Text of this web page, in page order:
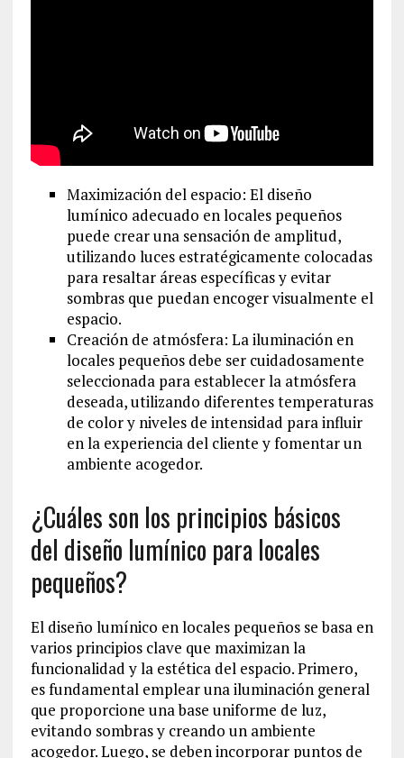
Maximización del espacio: El diseño
lumínico adecuado en locales pequeños
puede crear una sensación de amplitud,
utilizando luces estratégicamente colocadas
para resaltar áreas específicas y evitar
sombras que puedan encoger visualmente el
espacio.
Creación de atmósfera: La iluminación en
locales pequeños debe ser cuidadosamente
seleccionada para establecer la atmósfera
deseada, utilizando diferentes temperaturas
de color y niveles de intensidad para influir
en la experiencia del cliente y fomentar un
ambiente acogedor.
¿Cuáles son los principios básicos
del diseño lumínico para locales
pequeños?
El diseño lumínico en locales pequeños se basa en
varios principios clave que maximizan la
funcionalidad y la estética del espacio. Primero,
es fundamental emplear una iluminación general
que proporcione una base uniforme de luz,
evitando sombras y creando un ambiente
acogedor. Luego, se deben incorporar puntos de